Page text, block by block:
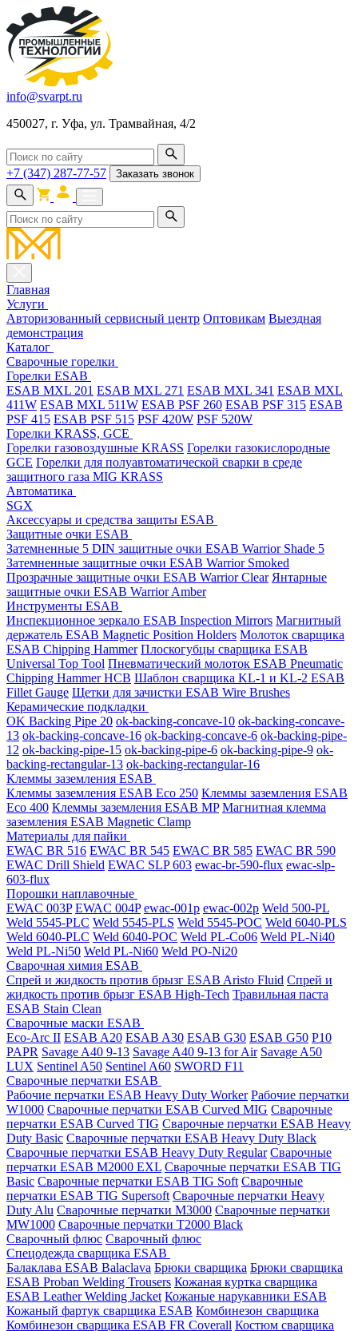
info@svarpt.ru
450027, г. Уфа, ул. Трамвайная, 4/2
+7 (347) 287-77-57 Заказать звонок
Главная
Услуги
Авторизованный сервисный центр Оптовикам Выездная
демонстрация
Каталог
Cварочные горелки
Горелки ESAB
ESAB MXL 201 ESAB MXL 271 ESAB MXL 341 ESAB MXL
411W ESAB MXL 511W ESAB PSF 260 ESAB PSF 315 ESAB
PSF 415 ESAB PSF 515 PSF 420W PSF 520W
Горелки KRASS, GCE
Горелки газовоздушные KRASS Горелки газокислородные
GCE Горелки для полуавтоматической сварки в среде
защитного газа MIG KRASS
Автоматика
SGX
Аксессуары и средства защиты ESAB
Защитные очки ESAB
Затемненные 5 DIN защитные очки ESAB Warrior Shade 5
Затемненные защитные очки ESAB Warrior Smoked
Прозрачные защитные очки ESAB Warrior Clear Янтарные
защитные очки ESAB Warrior Amber
Инструменты ESAB
Инспекционное зеркало ESAB Inspection Mirrors Магнитный
держатель ESAB Magnetic Position Holders Молоток сварщика
ESAB Chipping Hammer Плоскогубцы сварщика ESAB
Universal Top Tool Пневматический молоток ESAB Pneumatic
Chipping Hammer HCB Шаблон сварщика KL-1 и KL-2 ESAB
Fillet Gauge Щетки для зачистки ESAB Wire Brushes
Керамические подкладки
OK Backing Pipe 20 ok-backing-concave-10 ok-backing-concave-
13 ok-backing-concave-16 ok-backing-concave-6 ok-backing-pipe-
12 ok-backing-pipe-15 ok-backing-pipe-6 ok-backing-pipe-9 ok-
backing-rectangular-13 ok-backing-rectangular-16
Клеммы заземления ESAB
Клеммы заземления ESAB Eco 250 Клеммы заземления ESAB
Eco 400 Клеммы заземления ESAB MP Магнитная клемма
заземления ESAB Magnetic Clamp
Материалы для пайки
EWAC BR 516 EWAC BR 545 EWAC BR 585 EWAC BR 590
EWAC Drill Shield EWAC SLP 603 ewac-br-590-flux ewac-slp-
603-flux
Порошки наплавочные
EWAC 003P EWAC 004P ewac-001p ewac-002p Weld 500-PL
Weld 5545-PLC Weld 5545-PLS Weld 5545-POC Weld 6040-PLS
Weld 6040-PLС Weld 6040-POC Weld PL-Co06 Weld PL-Ni40
Weld PL-Ni50 Weld PL-Ni60 Weld PO-Ni20
Сварочная химия ESAB
Спрей и жидкость против брызг ESAB Aristo Fluid Спрей и
жидкость против брызг ESAB High-Tech Травильная паста
ESAB Stain Clean
Сварочные маски ESAB
Eco-Arc II ESAB A20 ESAB A30 ESAB G30 ESAB G50 P10
PAPR Savage A40 9-13 Savage A40 9-13 for Air Savage A50
LUX Sentinel A50 Sentinel A60 SWORD F11
Сварочные перчатки ESAB
Рабочие перчатки ESAB Heavy Duty Worker Рабочие перчатки
W1000 Сварочные перчатки ESAB Curved MIG Сварочные
перчатки ESAB Curved TIG Сварочные перчатки ESAB Heavy
Duty Basic Сварочные перчатки ESAB Heavy Duty Black
Сварочные перчатки ESAB Heavy Duty Regular Сварочные
перчатки ESAB M2000 EXL Сварочные перчатки ESAB TIG
Basic Сварочные перчатки ESAB TIG Soft Сварочные
перчатки ESAB TIG Supersoft Сварочные перчатки Heavy
Duty Alu Сварочные перчатки M3000 Сварочные перчатки
MW1000 Сварочные перчатки T2000 Black
Сварочный флюс Сварочный флюс
Спецодежда сварщика ESAB
Балаклава ESAB Balaclava Брюки сварщика Брюки сварщика
ESAB Proban Welding Trousers Кожаная куртка сварщика
ESAB Leather Welding Jacket Кожаные нарукавники ESAB
Кожаный фартук сварщика ESAB Комбинезон сварщика
Комбинезон сварщика ESAB FR Coverall Костюм сварщика